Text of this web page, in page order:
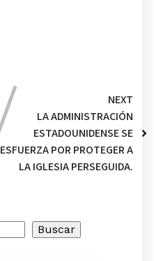
NEXT
LA ADMINISTRACIÓN
ESTADOUNIDENSE SE
ESFUERZA POR PROTEGER A
LA IGLESIA PERSEGUIDA.
Buscar